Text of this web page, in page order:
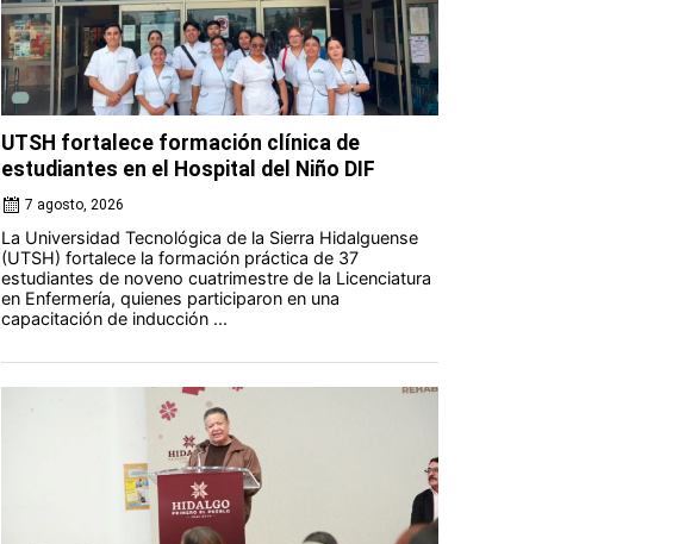
UTSH fortalece formación clínica de
estudiantes en el Hospital del Niño DIF
7 agosto, 2026
La Universidad Tecnológica de la Sierra Hidalguense
(UTSH) fortalece la formación práctica de 37
estudiantes de noveno cuatrimestre de la Licenciatura
en Enfermería, quienes participaron en una
capacitación de inducción ...